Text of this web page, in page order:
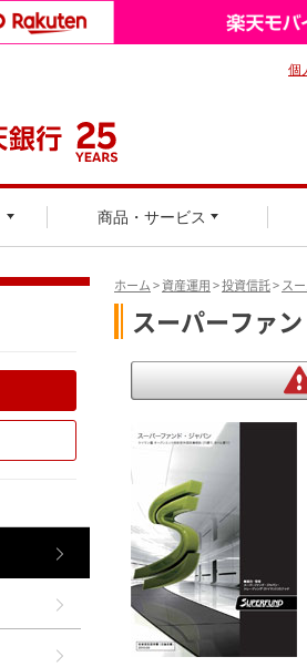
商品・サービス
個
ホーム>資産運用>投資信託>ス
スーパーファ